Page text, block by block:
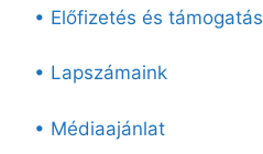
• Előfizetés és támogatás
• Lapszámaink
• Médiaajánlat